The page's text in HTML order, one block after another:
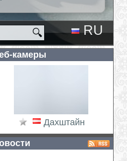
RU
🔍
камеры
Дахштайн